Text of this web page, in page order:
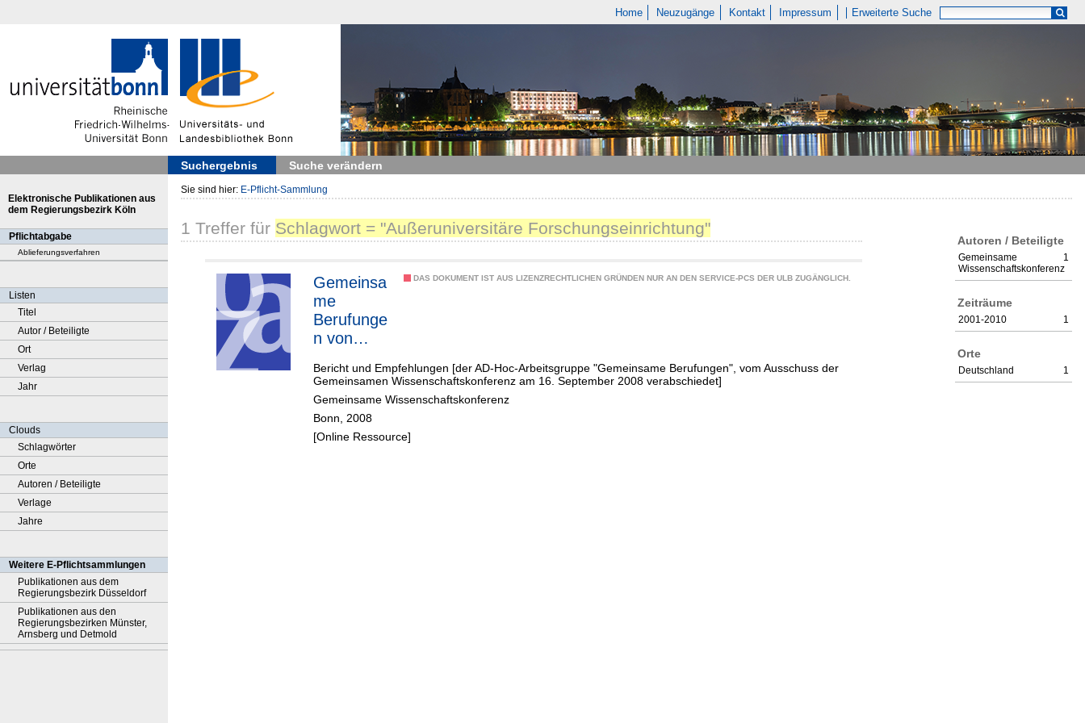
Home Neuzugänge Kontakt Impressum Erweiterte Suche
Suchergebnis Suche verändern
Elektronische Publikationen aus
dem Regierungsbezirk Köln
Pflichtabgabe
Ablieferungsverfahren
Listen
Titel
Autor / Beteiligte
Ort
Verlag
Jahr
Clouds
Schlagwörter
Orte
Autoren / Beteiligte
Verlage
Jahre
Weitere E-Pflichtsammlungen
Publikationen aus dem
Regierungsbezirk Düsseldorf
Publikationen aus den
Regierungsbezirken Münster,
Arnsberg und Detmold
Sie sind hier: E-Pflicht-Sammlung
Autoren / Beteiligte
1
Gemeinsame
Wissenschaftskonferenz
Zeiträume
1
2001-2010
Orte
1
Deutschland
1 Treffer für Schlagwort = "Außeruniversitäre Forschungseinrichtung"
DAS DOKUMENT IST AUS LIZENZRECHTLICHEN GRÜNDEN NUR AN DEN SERVICE-PCS DER ULB ZUGÄNGLICH.
Gemeinsa
me
Berufunge
n von
Wissensch
aftlerinnen
und
Wissensch
Bericht und Empfehlungen [der AD-Hoc-Arbeitsgruppe "Gemeinsame Berufungen", vom Ausschuss der
Gemeinsamen Wissenschaftskonferenz am 16. September 2008 verabschiedet]
Gemeinsame Wissenschaftskonferenz
Bonn, 2008
[Online Ressource]